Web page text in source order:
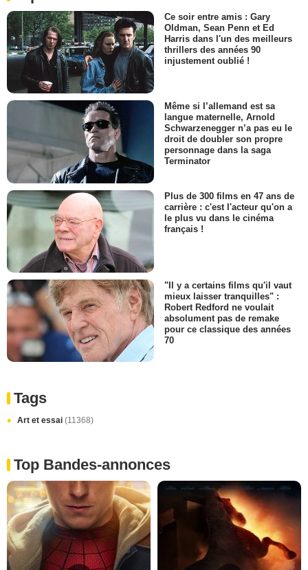
Ce soir entre amis : Gary
Oldman, Sean Penn et Ed
Harris dans l'un des meilleurs
thrillers des années 90
injustement oublié !
Même si l’allemand est sa
langue maternelle, Arnold
Schwarzenegger n’a pas eu le
droit de doubler son propre
personnage dans la saga
Terminator
Plus de 300 films en 47 ans de
carrière : c'est l'acteur qu'on a
le plus vu dans le cinéma
français !
"Il y a certains films qu'il vaut
mieux laisser tranquilles" :
Robert Redford ne voulait
absolument pas de remake
pour ce classique des années
70
Tags
Art et essai (11368)
Top Bandes-annonces